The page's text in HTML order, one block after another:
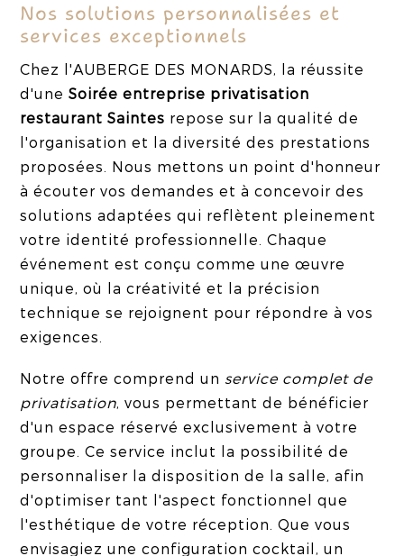
Nos solutions personnalisées et
services exceptionnels
Chez l'AUBERGE DES MONARDS, la réussite
d'uneSoirée entreprise privatisation
restaurant Saintes repose sur la qualité de
l'organisation et la diversité des prestations
proposées. Nous mettons un point d'honneur
à écouter vos demandes et à concevoir des
solutions adaptées qui reflètent pleinement
votre identité professionnelle. Chaque
événement est conçu comme une œuvre
unique, où la créativité et la précision
technique se rejoignent pour répondre à vos
exigences.
Notre offre comprend unservice complet de
privatisation, vous permettant de bénéficier
d'un espace réservé exclusivement à votre
groupe. Ce service inclut la possibilité de
personnaliser la disposition de la salle, afin
d'optimiser tant l'aspect fonctionnel que
l'esthétique de votre réception. Que vous
envisagiez une configuration cocktail, un